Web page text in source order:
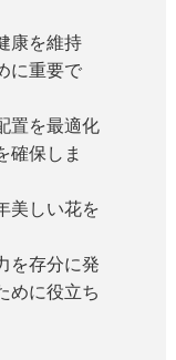
康を維持
に重要で
置を最適化
確保しま
美しい花を
を存分に発
めに役立ち